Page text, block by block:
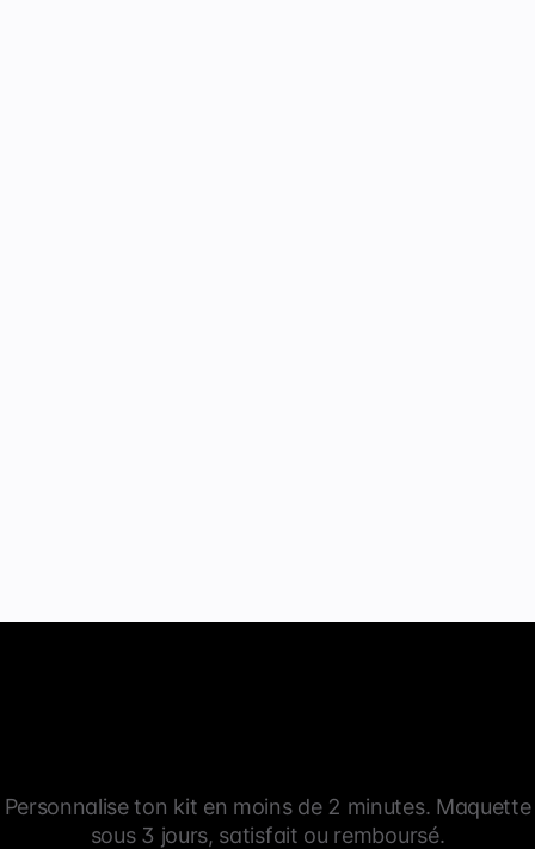
Personnalise ton kit en moins de 2 minutes. Maquette
sous 3 jours, satisfait ou remboursé.